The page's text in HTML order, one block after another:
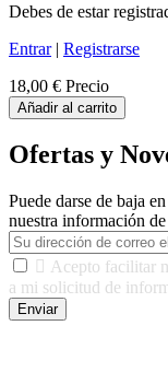
Debes de estar
Entrar| Registrarse
18,00 € Precio
Añadir al carrito
Ofertas y
Puede darse de baja
nuestra información
 Acepto facilitar
a mi solicitud de
Enviar